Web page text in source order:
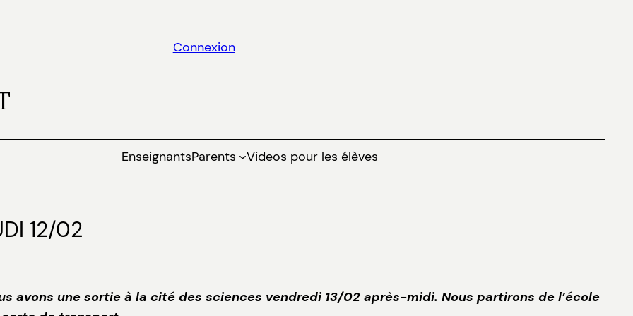
Connexion
EnseignantsParents Videos pour les élèves
12/02
avons une sortie à la cité des sciences vendredi 13/02 après-midi. Nous partirons de l’école